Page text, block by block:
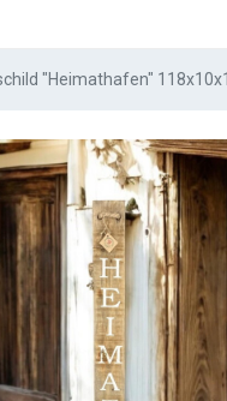
"Heimathafen"